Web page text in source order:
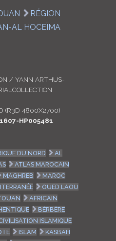
RÉGION
AL HOCEÏMA
/ YANN ARTHUS-
(R3D 4800X2700)
HP005481
DU NORD
AL
ATLAS MAROCAIN
MAGHREB
MAROC
OUED LAOU
AFRICAIN
BÈRBÈRE
ISLAMIQUE
ISLAM
KASBAH